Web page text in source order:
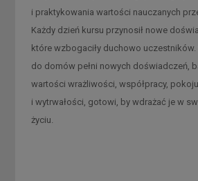
i praktykowania wartości nauczanych
Każdy dzień kursu przynosił nowe
które wzbogaciły duchowo
do domów pełni nowych doświadczeń,
wartości wrażliwości, współpracy,
i wytrwałości, gotowi, by wdrażać je w
życiu.